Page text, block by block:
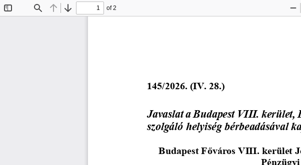
Find Previous
Next
of 2
145/2026. (IV. 28.)
Javaslat a Budapest VIII. kerület,
szolgáló helyiség bérbeadásával
Budapest Főváros VIII. kerület